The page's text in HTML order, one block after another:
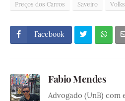
Preços dos Carros Saveiro
Facebook
Fabio Mendes
Advogado (UnB) com